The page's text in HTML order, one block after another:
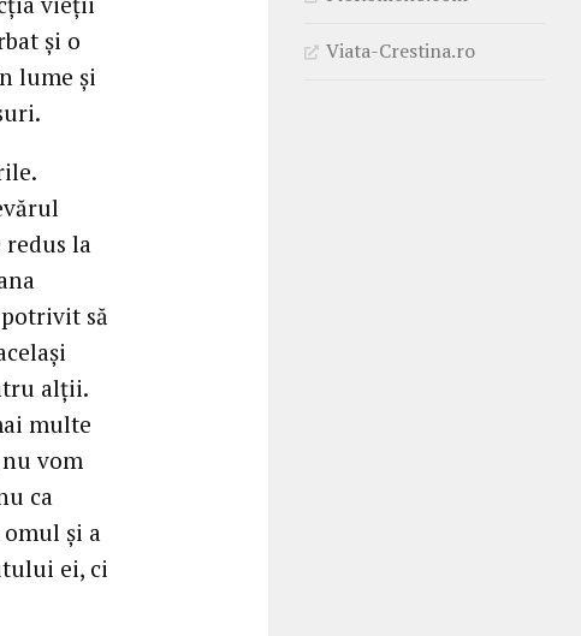
și o
lume și
redus la
să
alții.
multe
vom
ca
și a
ei, ci
Viata-Crestina.ro